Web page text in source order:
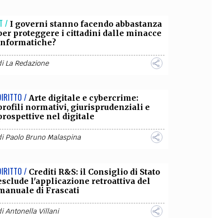
CON NOI
/ I governi stanno facendo abbastanza
proteggere i cittadini dalle minacce
La Redazione
/ Arte digitale e cybercrime:
normativi, giurisprudenziali e
nel digitale
Paolo Bruno Malaspina
/ Crediti R&S: il Consiglio di Stato
l'applicazione retroattiva del
di Frascati
Antonella Villani